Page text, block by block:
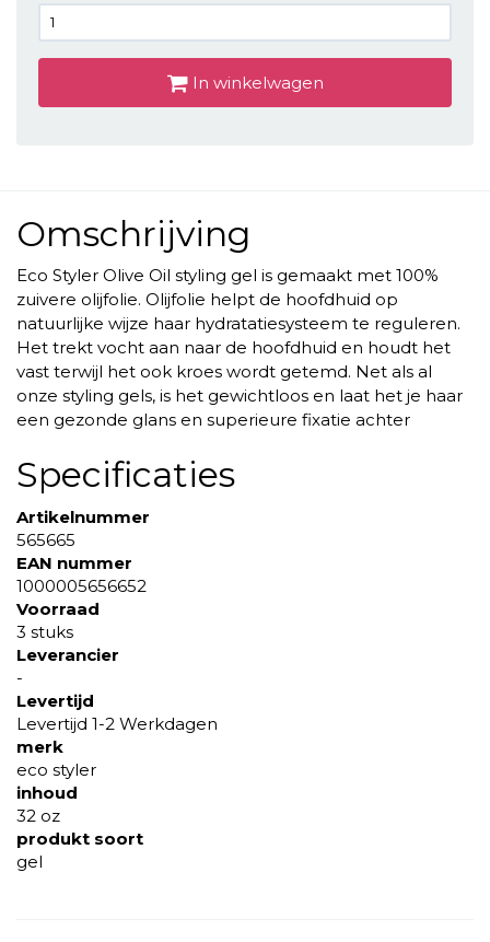
In winkelwagen
Omschrijving
Eco Styler Olive Oil styling gel is gemaakt met 100%
zuivere olijfolie. Olijfolie helpt de hoofdhuid op
natuurlijke wijze haar hydratatiesysteem te reguleren.
Het trekt vocht aan naar de hoofdhuid en houdt het
vast terwijl het ook kroes wordt getemd. Net als al
onze styling gels, is het gewichtloos en laat het je haar
een gezonde glans en superieure fixatie achter
Specificaties
Artikelnummer
565665
EAN nummer
1000005656652
Voorraad
3 stuks
Leverancier
-
Levertijd
Levertijd 1-2 Werkdagen
merk
eco styler
inhoud
32 oz
produkt soort
gel